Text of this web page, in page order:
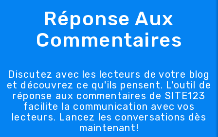
Réponse Aux
Commentaires
Discutez avec les lecteurs de votre blog
et découvrez ce qu'ils pensent. L'outil de
réponse aux commentaires de SITE123
facilite la communication avec vos
lecteurs. Lancez les conversations dès
maintenant!